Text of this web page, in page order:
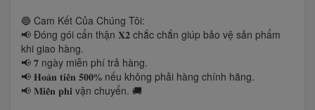
🔵 Cam Kết Của Chúng Tôi:
📢 Đóng gói cẩn thận 𝐗𝟐 chắc chắn giúp bảo vệ sản phẩm
khi giao hàng.
📢 𝟕 ngày miễn phí trả hàng.
📢 𝐇𝐨𝐚̀𝐧 𝐭𝐢𝐞̂̀𝐧 𝟓𝟎𝟎% nếu không phải hàng chính hãng.
📢 𝐌𝐢𝐞̂̃𝐧 𝐩𝐡𝐢́ vận chuyển. 🚚